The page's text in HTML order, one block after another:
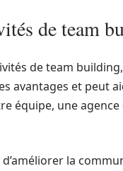
de team
de team
avantages et peut
équipe, une
d’améliorer la